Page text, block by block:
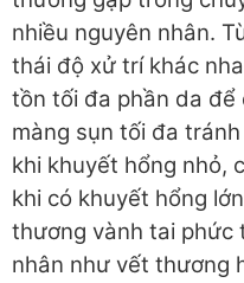
nhiều nguyên nhân.
thái độ xử trí khác
tồn tối đa phần da để
màng sụn tối đa
khi khuyết hổng nhỏ,
khi có khuyết hổng
thương vành tai phức
nhân như vết thương